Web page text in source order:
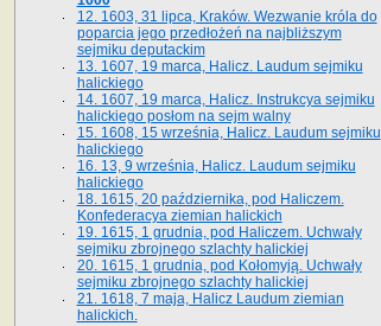
12. 1603, 31 lipca, Kraków. Wezwanie króla do
poparcia jego przedłożeń na najbliższym
sejmiku deputackim
13. 1607, 19 marca, Halicz. Laudum sejmiku
halickiego
14. 1607, 19 marca, Halicz. Instrukcya sejmiku
halickiego posłom na sejm walny
15. 1608, 15 września, Halicz. Laudum sejmiku
halickiego
16. 13, 9 września, Halicz. Laudum sejmiku
halickiego
18. 1615, 20 października, pod Haliczem.
Konfederacya ziemian halickich
19. 1615, 1 grudnia, pod Haliczem. Uchwały
sejmiku zbrojnego szlachty halickiej
20. 1615, 1 grudnia, pod Kołomyją. Uchwały
sejmiku zbrojnego szlachty halickiej
21. 1618, 7 maja, Halicz Laudum ziemian
halickich.